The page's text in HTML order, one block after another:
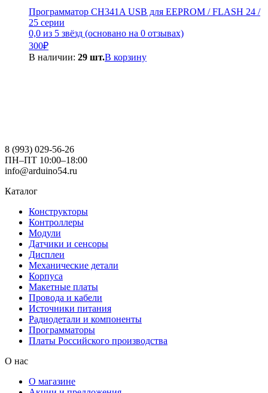
Программатор CH341A USB для EEPROM / FLASH 24 /
25 серии
0,0 из 5 звёзд (основано на 0 отзывах)
300₽
В наличии: 29 шт.В корзину
8 (993) 029-56-26
ПН–ПТ 10:00–18:00
info@arduino54.ru
Каталог
Конструкторы
Контроллеры
Модули
Датчики и сенсоры
Дисплеи
Механические детали
Корпуса
Макетные платы
Провода и кабели
Источники питания
Радиодетали и компоненты
Программаторы
Платы Российского производства
О нас
О магазине